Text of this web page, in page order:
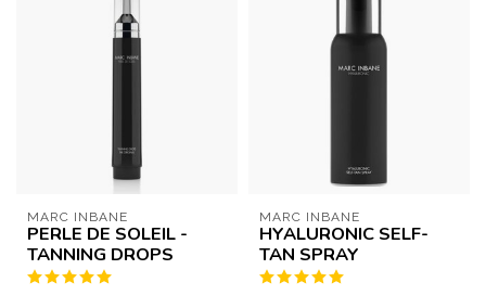
MARC INBANE
PERLE DE SOLEIL -
TANNING DROPS
MARC INBANE
HYALURONIC SELF-
TAN SPRAY